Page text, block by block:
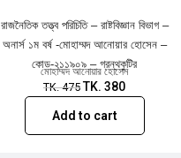
রাজনৈতিক তত্ত্ব পরিচিতি – রাষ্টবিজ্ঞান বিভাগ –
অনার্স ১ম বর্ষ -মোহাম্মদ আনোয়ার হোসেন –
কোড-২১১৯০৯ – গ্রন্থকুটির
মোহাম্মদ আনোয়ার হোসেন
TK.475 TK. 380
Add to cart